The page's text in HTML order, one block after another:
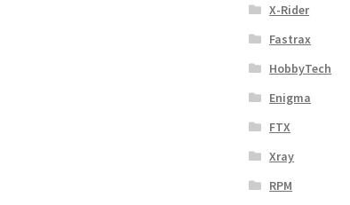
X-Rider
Fastrax
HobbyTech
Enigma
FTX
Xray
RPM